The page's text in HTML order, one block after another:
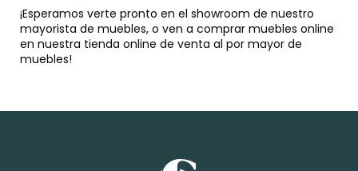
¡Esperamos verte pronto en el showroom de nuestro
mayorista de muebles, o ven a comprar muebles online
en nuestra tienda online de venta al por mayor de
muebles!